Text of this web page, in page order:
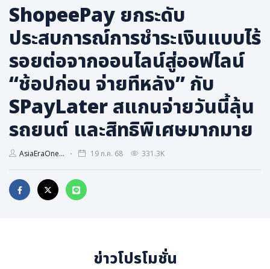
เศรษฐกิจ, การเงิน
การเกษตร
พลังงาน, สิ่งแวดล้อม
ยานยนต์
ขนส่ง
การงาน, อาชีพ
กิจกรรม
ภาษาอังกฤษ
ShopeePay ยกระดับ
ประสบการณ์การชำระเงินแบบไร้
รอยต่อจากออนไลน์สู่ออฟไลน์
“ช้อปก่อน จ่ายทีหลัง” กับ
SPayLater สแกนจ่ายวันนี้ลุ้น
รถยนต์ และสิทธิพิเศษมากมาย
AsiaEraOne... 19 ก.ค. 68 331.3K
ข่าวโปรโมชั่น